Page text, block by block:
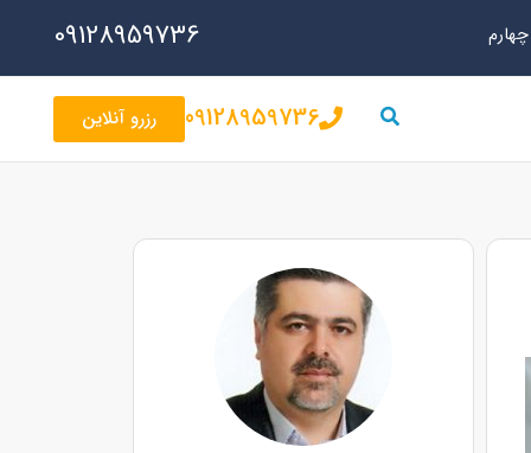
09128959736
09128959736 رزرو آنلاین